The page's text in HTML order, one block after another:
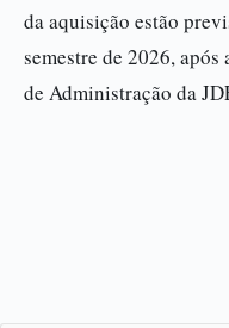
da aquisição estão
semestre de 2026,
de Administração da